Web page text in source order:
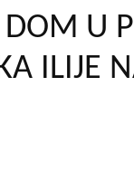
DOM U
ILIJE